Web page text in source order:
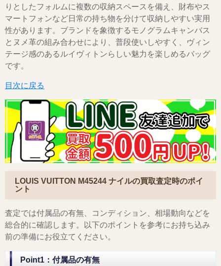
りとしたフォルムに複数の収納スペースを備え、財布やス
マートフォンなど日常の持ち物を分けて収納しやすい実用
性があります。ブランドを象徴するモノグラムキャンバス
とヌメ革の組み合わせにより、普段使いしやすく、ヴィン
テージ感のあるルイヴィトンらしい魅力を楽しめるバッグ
です。
目次に戻る
LOUIS VUITTON M45244 ナイルの買取査定時のポイ
ント
査定では付属品の有無、コンディション、相場動向などを
総合的に確認します。以下のポイントを参考にお持ち込み
前の準備にお役立てください。
Point1：付属品の有無